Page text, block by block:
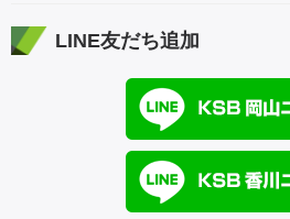
LINE友だち追加